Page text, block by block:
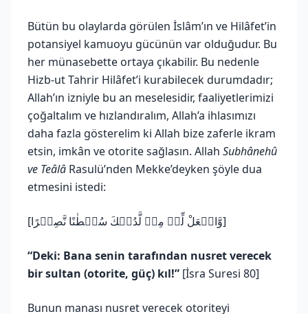
Bütün bu olaylarda görülen İslâm’ın ve Hilâfet’in
potansiyel kamuoyu gücünün var olduğudur. Bu
her münasebette ortaya çıkabilir. Bu nedenle
Hizb-ut Tahrir Hilâfet’i kurabilecek durumdadır;
Allah’ın izniyle bu an meselesidir, faaliyetlerimizi
çoğaltalım ve hızlandıralım, Allah’a ihlasımızı
daha fazla gösterelim ki Allah bize zaferle ikram
etsin, imkân ve otorite sağlasın. Allah Subhânehû
ve Teâlâ Rasulü’nden Mekke’deyken şöyle dua
etmesini istedi:
[وَّاجۡعَلْ لِّىۡ مِنۡ لَّدُنۡكَ سُلۡطٰنًا نَّصِيۡرًا]
“Deki: Bana senin tarafından nusret verecek
bir sultan (otorite, güç) kıl!” [İsra Suresi 80]
Bunun manası nusret verecek otoriteyi